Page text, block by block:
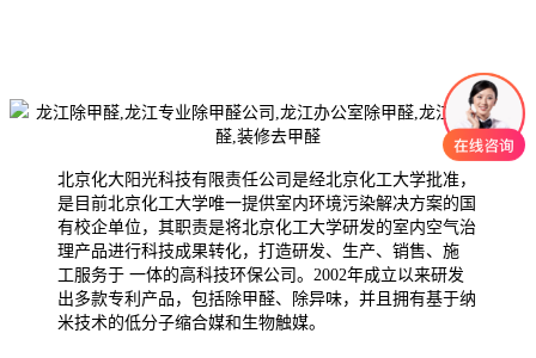
北京化大阳光科技有限责任公司是经北京化工大学批准，
是目前北京化工大学唯一提供室内环境污染解决方案的国
有校企单位，其职责是将北京化工大学研发的室内空气治
理产品进行科技成果转化，打造研发、生产、销售、施
工服务于 一体的高科技环保公司。2002年成立以来研发
出多款专利产品，包括除甲醛、除异味，并且拥有基于纳
米技术的低分子缩合媒和生物触媒。